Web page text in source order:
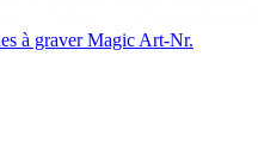
à graver MagicArt-Nr.